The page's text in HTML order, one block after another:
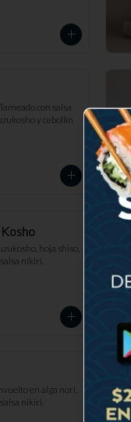
con salsa
y cebollín
hoja shiso,
nikiri.
en alga nori,
nikiri.